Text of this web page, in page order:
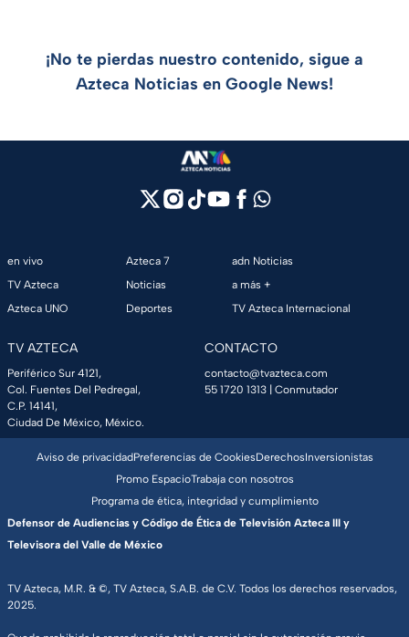
¡No te pierdas nuestro contenido, sigue a
Azteca Noticias en Google News!
en vivo
TV Azteca
Azteca UNO
Azteca 7
Noticias
Deportes
adn Noticias
a más +
TV Azteca Internacional
TV AZTECA
Periférico Sur 4121,
Col. Fuentes Del Pedregal,
C.P. 14141,
Ciudad De México, México.
CONTACTO
contacto@tvazteca.com
55 1720 1313 | Conmutador
TV Azteca, M.R. & ©, TV Azteca, S.A.B. de C.V. Todos los derechos reservados,
2025.
Aviso de privacidadPreferencias de CookiesDerechosInversionistas
Promo EspacioTrabaja con nosotros
Programa de ética, integridad y cumplimiento
Defensor de Audiencias y Código de Ética de Televisión Azteca III y
Televisora del Valle de México